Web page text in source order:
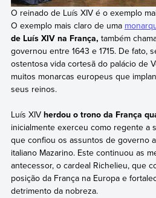
O reinado de Luís XIV é o exemplo
O exemplo mais claro de uma
de Luís XIV na França, também
governou entre 1643 e 1715. De fato,
ostentosa vida cortesã do palácio de
muitos monarcas europeus que
seus reinos.
Luís XIV herdou o trono da França
inicialmente exerceu como regente a
que confiou os assuntos de governo
italiano Mazarino. Este continuou as
antecessor, o cardeal Richelieu, que
posição da França na Europa e
detrimento da nobreza.